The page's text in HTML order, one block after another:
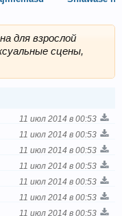
для взрослой
сцены,
11 июл 2014 в 00:53
11 июл 2014 в 00:53
11 июл 2014 в 00:53
11 июл 2014 в 00:53
11 июл 2014 в 00:53
11 июл 2014 в 00:53
11 июл 2014 в 00:53